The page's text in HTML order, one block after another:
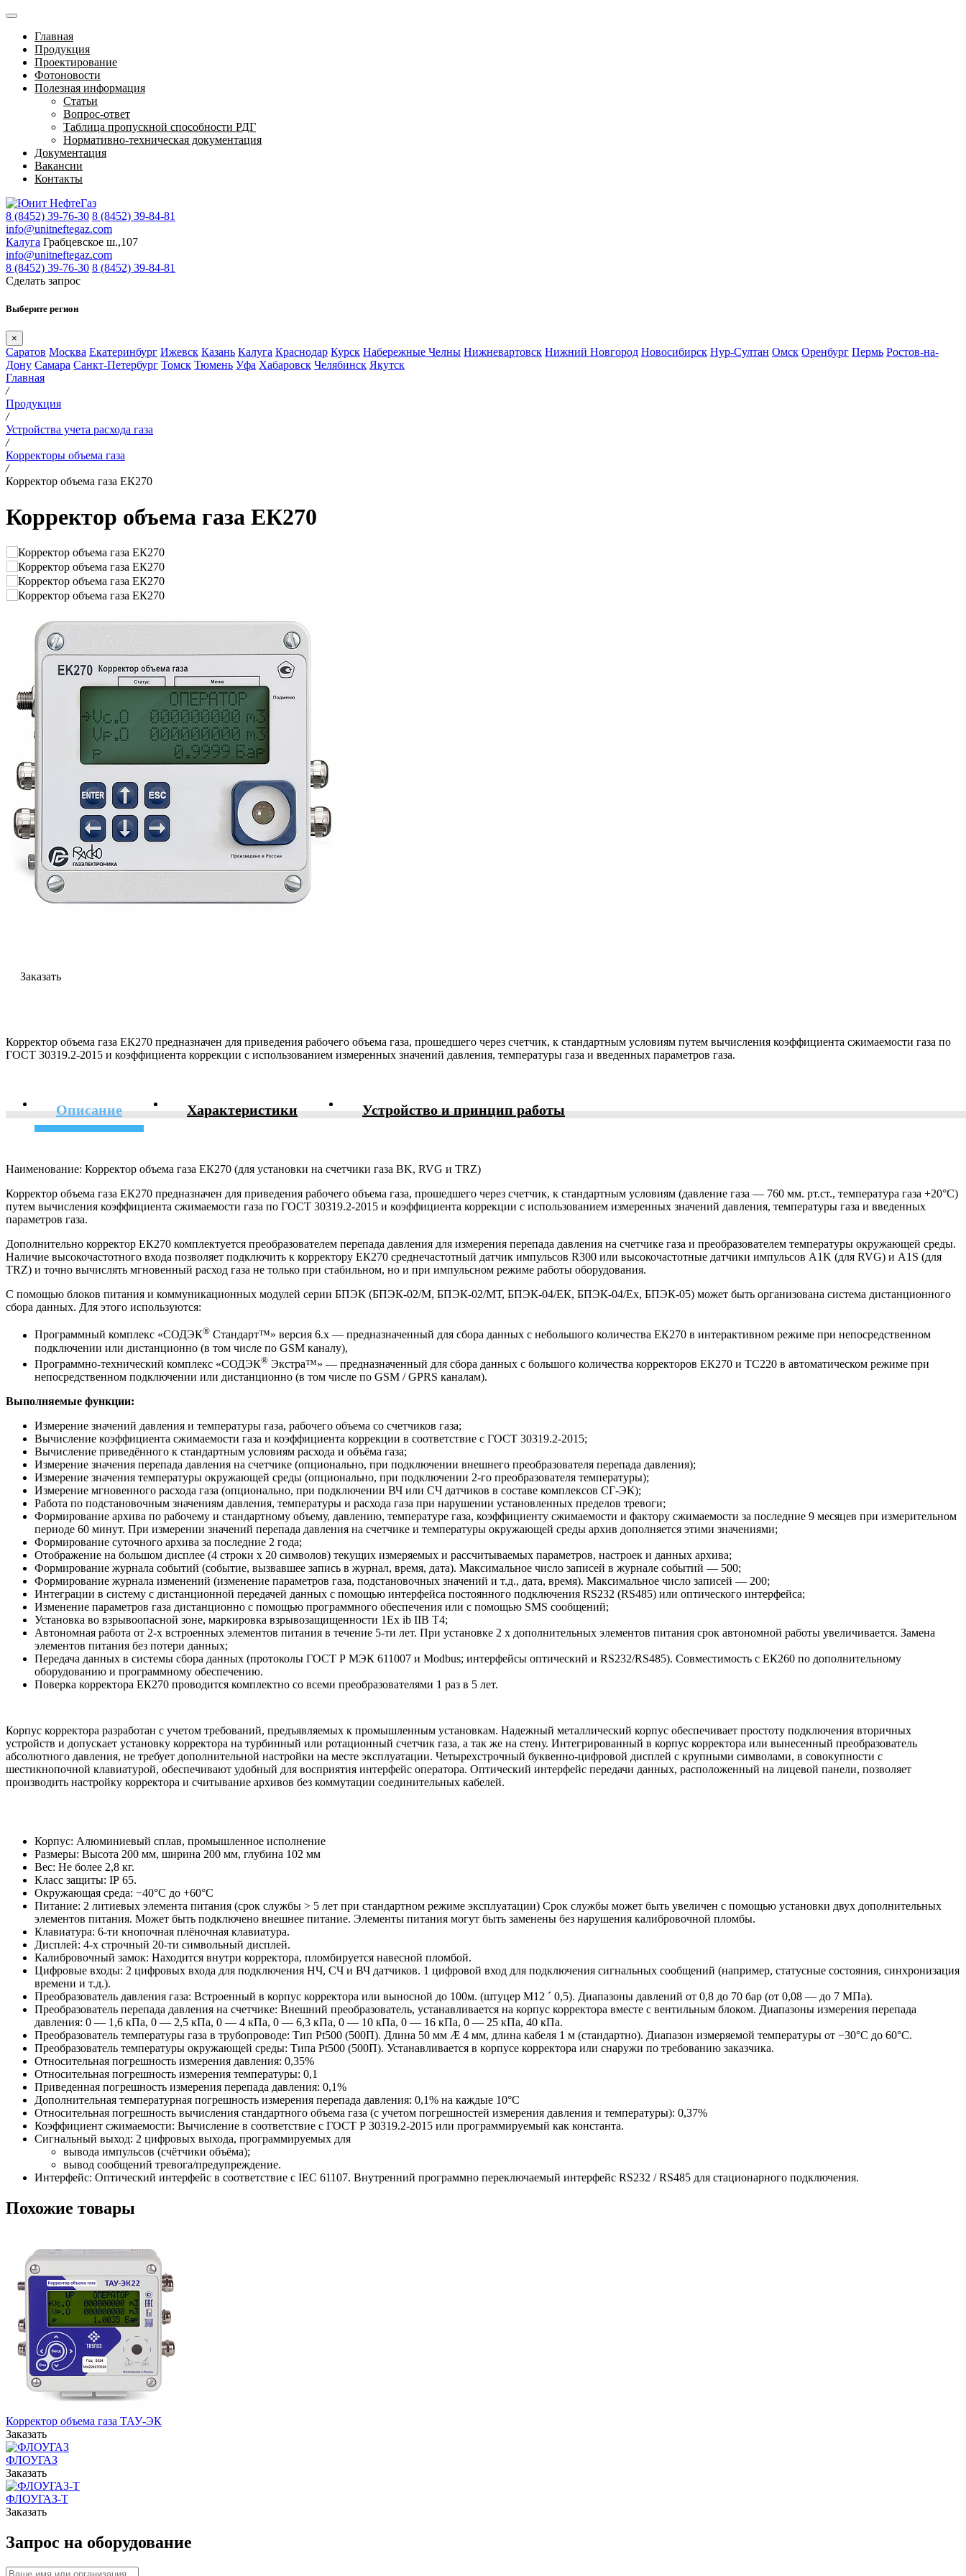
Главная
Продукция
Проектирование
Фотоновости
Полезная информация
Статьи
Вопрос-ответ
Таблица пропускной способности РДГ
Нормативно-техническая документация
Документация
Вакансии
Контакты
8 (8452) 39-76-30 8 (8452) 39-84-81
info@unitneftegaz.com
Калуга Грабцевское ш.,107
info@unitneftegaz.com
8 (8452) 39-76-30 8 (8452) 39-84-81
Сделать запрос
Выберите регион
×
Саратов Москва Екатеринбург Ижевск Казань Калуга Краснодар Курск Набережные Челны Нижневартовск Нижний Новгород Новосибирск Нур-Султан Омск Оренбург Пермь Ростов-на-
Дону Самара Санкт-Петербург Томск Тюмень Уфа Хабаровск Челябинск Якутск
Главная
/
Продукция
/
Устройства учета расхода газа
/
Корректоры объема газа
/
Корректор объема газа ЕК270
Корректор объема газа ЕК270
Заказать
Корректор объема газа ЕК270 предназначен для приведения рабочего объема газа, прошедшего через счетчик, к стандартным условиям путем вычисления коэффициента сжимаемости газа по
ГОСТ 30319.2-2015 и коэффициента коррекции с использованием измеренных значений давления, температуры газа и введенных параметров газа.
Описание Характеристики Устройство и принцип работы
Наименование: Корректор объема газа ЕК270 (для установки на счетчики газа BK, RVG и TRZ)
Корректор объема газа ЕК270 предназначен для приведения рабочего объема газа, прошедшего через счетчик, к стандартным условиям (давление газа — 760 мм. рт.ст., температура газа +20°С)
путем вычисления коэффициента сжимаемости газа по ГОСТ 30319.2-2015 и коэффициента коррекции с использованием измеренных значений давления, температуры газа и введенных
параметров газа.
Дополнительно корректор ЕК270 комплектуется преобразователем перепада давления для измерения перепада давления на счетчике газа и преобразователем температуры окружающей среды.
Наличие высокочастотного входа позволяет подключить к корректору ЕК270 среднечастотный датчик импульсов R300 или высокочастотные датчики импульсов A1K (для RVG) и А1S (для
TRZ) и точно вычислять мгновенный расход газа не только при стабильном, но и при импульсном режиме работы оборудования.
С помощью блоков питания и коммуникационных модулей серии БПЭК (БПЭК-02/М, БПЭК-02/МТ, БПЭК-04/ЕК, БПЭК-04/Еx, БПЭК-05) может быть организована система дистанционного
сбора данных. Для этого используются:
Программный комплекс «СОДЭК® Стандарт™» версия 6.х — предназначенный для сбора данных с небольшого количества ЕК270 в интерактивном режиме при непосредственном
подключении или дистанционно (в том числе по GSM каналу),
Программно-технический комплекс «СОДЭК® Экстра™» — предназначенный для сбора данных с большого количества корректоров ЕК270 и ТС220 в автоматическом режиме при
непосредственном подключении или дистанционно (в том числе по GSM / GPRS каналам).
Выполняемые функции:
Измерение значений давления и температуры газа, рабочего объема со счетчиков газа;
Вычисление коэффициента сжимаемости газа и коэффициента коррекции в соответствие с ГОСТ 30319.2-2015;
Вычисление приведённого к стандартным условиям расхода и объёма газа;
Измерение значения перепада давления на счетчике (опционально, при подключении внешнего преобразователя перепада давления);
Измерение значения температуры окружающей среды (опционально, при подключении 2-го преобразователя температуры);
Измерение мгновенного расхода газа (опционально, при подключении ВЧ или СЧ датчиков в составе комплексов СГ-ЭК);
Работа по подстановочным значениям давления, температуры и расхода газа при нарушении установленных пределов тревоги;
Формирование архива по рабочему и стандартному объему, давлению, температуре газа, коэффициенту сжимаемости и фактору сжимаемости за последние 9 месяцев при измерительном
периоде 60 минут. При измерении значений перепада давления на счетчике и температуры окружающей среды архив дополняется этими значениями;
Формирование суточного архива за последние 2 года;
Отображение на большом дисплее (4 строки х 20 символов) текущих измеряемых и рассчитываемых параметров, настроек и данных архива;
Формирование журнала событий (событие, вызвавшее запись в журнал, время, дата). Максимальное число записей в журнале событий — 500;
Формирование журнала изменений (изменение параметров газа, подстановочных значений и т.д., дата, время). Максимальное число записей — 200;
Интеграции в систему с дистанционной передачей данных с помощью интерфейса постоянного подключения RS232 (RS485) или оптического интерфейса;
Изменение параметров газа дистанционно с помощью программного обеспечения или с помощью SMS сообщений;
Установка во взрывоопасной зоне, маркировка взрывозащищенности 1Ex ib IIB T4;
Автономная работа от 2-х встроенных элементов питания в течение 5-ти лет. При установке 2 х дополнительных элементов питания срок автономной работы увеличивается. Замена
элементов питания без потери данных;
Передача данных в системы сбора данных (протоколы ГОСТ Р МЭК 611007 и Modbus; интерфейсы оптический и RS232/RS485). Совместимость с ЕК260 по дополнительному
оборудованию и программному обеспечению.
Поверка корректора ЕК270 проводится комплектно со всеми преобразователями 1 раз в 5 лет.
Корпус корректора разработан с учетом требований, предъявляемых к промышленным установкам. Надежный металлический корпус обеспечивает простоту подключения вторичных
устройств и допускает установку корректора на турбинный или ротационный счетчик газа, а так же на стену. Интегрированный в корпус корректора или вынесенный преобразователь
абсолютного давления, не требует дополнительной настройки на месте эксплуатации. Четырехстрочный буквенно-цифровой дисплей с крупными символами, в совокупности с
шестикнопочной клавиатурой, обеспечивают удобный для восприятия интерфейс оператора. Оптический интерфейс передачи данных, расположенный на лицевой панели, позволяет
производить настройку корректора и считывание архивов без коммутации соединительных кабелей.
Корпус: Алюминиевый сплав, промышленное исполнение
Размеры: Высота 200 мм, ширина 200 мм, глубина 102 мм
Вес: Не более 2,8 кг.
Класс защиты: IP 65.
Окружающая среда: −40°С до +60°С
Питание: 2 литиевых элемента питания (срок службы > 5 лет при стандартном режиме эксплуатации) Срок службы может быть увеличен с помощью установки двух дополнительных
элементов питания. Может быть подключено внешнее питание. Элементы питания могут быть заменены без нарушения калибровочной пломбы.
Клавиатура: 6-ти кнопочная плёночная клавиатура.
Дисплей: 4-х строчный 20-ти символьный дисплей.
Калибровочный замок: Находится внутри корректора, пломбируется навесной пломбой.
Цифровые входы: 2 цифровых входа для подключения НЧ, СЧ и ВЧ датчиков. 1 цифровой вход для подключения сигнальных сообщений (например, статусные состояния, синхронизация
времени и т.д.).
Преобразователь давления газа: Встроенный в корпус корректора или выносной до 100м. (штуцер М12 ´ 0,5). Диапазоны давлений от 0,8 до 70 бар (от 0,08 — до 7 МПа).
Преобразователь перепада давления на счетчике: Внешний преобразователь, устанавливается на корпус корректора вместе с вентильным блоком. Диапазоны измерения перепада
давления: 0 — 1,6 кПа, 0 — 2,5 кПа, 0 — 4 кПа, 0 — 6,3 кПа, 0 — 10 кПа, 0 — 16 кПа, 0 — 25 кПа, 40 кПа.
Преобразователь температуры газа в трубопроводе: Тип Pt500 (500П). Длина 50 мм Æ 4 мм, длина кабеля 1 м (стандартно). Диапазон измеряемой температуры от −30°С до 60°С.
Преобразователь температуры окружающей среды: Типа Pt500 (500П). Устанавливается в корпусе корректора или снаружи по требованию заказчика.
Относительная погрешность измерения давления: 0,35%
Относительная погрешность измерения температуры: 0,1
Приведенная погрешность измерения перепада давления: 0,1%
Дополнительная температурная погрешность измерения перепада давления: 0,1% на каждые 10°С
Относительная погрешность вычисления стандартного объема газа (с учетом погрешностей измерения давления и температуры): 0,37%
Коэффициент сжимаемости: Вычисление в соответствие с ГОСТ Р 30319.2-2015 или программируемый как константа.
Сигнальный выход: 2 цифровых выхода, программируемых для
вывода импульсов (счётчики объёма);
вывод сообщений тревога/предупреждение.
Интерфейс: Оптический интерфейс в соответствие с IEC 61107. Внутренний программно переключаемый интерфейс RS232 / RS485 для стационарного подключения.
Похожие товары
Корректор объема газа ТАУ-ЭК
Заказать
ФЛОУГАЗ
Заказать
ФЛОУГАЗ-Т
Заказать
Запрос на оборудование